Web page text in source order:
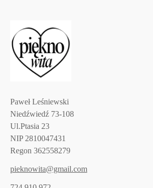
Paweł Leśniewski
Niedźwiedź 73-108
Ul.Ptasia 23
NIP 2810047431
Regon 362558279
pieknowita@gmail.com